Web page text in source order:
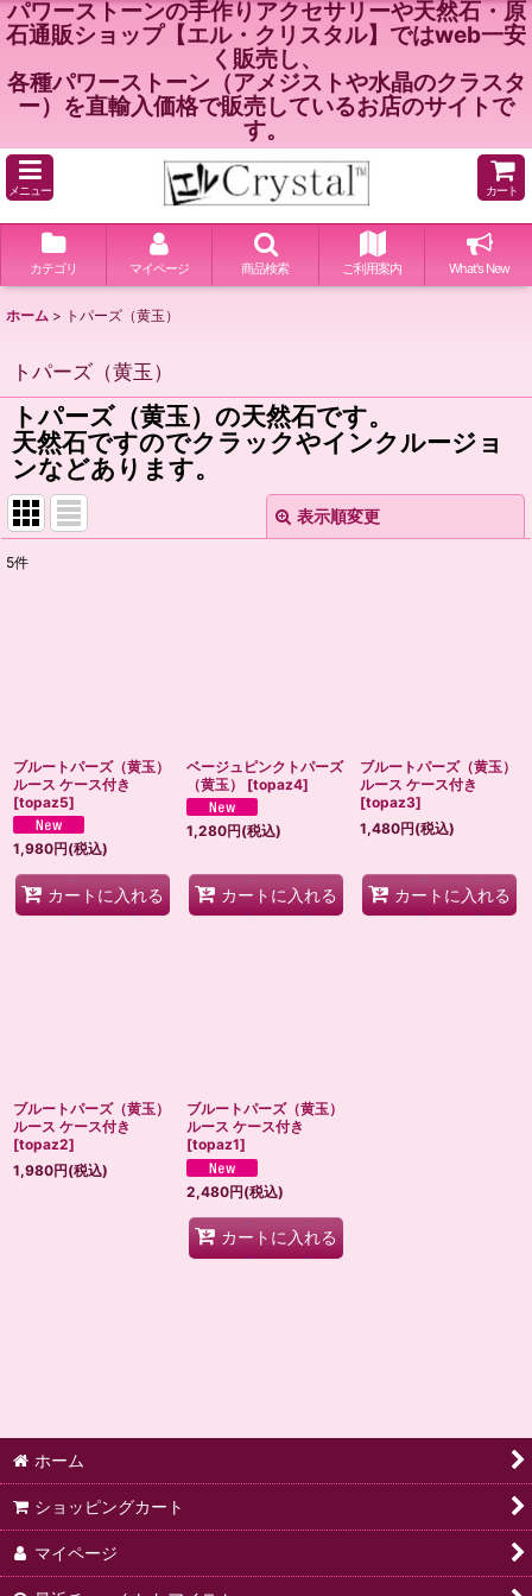
パワーストーンの手作りアクセサリーや天然石・原
石通販ショップ【エル・クリスタル】ではweb一安
く販売し、
各種パワーストーン（アメジストや水晶のクラスタ
ー）を直輸入価格で販売しているお店のサイトで
す。
メニュー カート
カテゴリ マイページ 商品検索 ご利用案内 What's New
ホーム > トパーズ（黄玉）
トパーズ（黄玉）
トパーズ（黄玉）の天然石です。
天然石ですのでクラックやインクルージョ
ンなどあります。
表示順変更
5件
ブルートパーズ（黄玉）
ルース ケース付き
[topaz5]
1,980円(税込)
カートに入れる
ベージュピンクトパーズ
（黄玉）
[topaz4]
1,280円(税込)
カートに入れる
ブルートパーズ（黄玉）
ルース ケース付き
[topaz3]
1,480円(税込)
カートに入れる
ブルートパーズ（黄玉）
ルース ケース付き
[topaz2]
1,980円(税込)
ブルートパーズ（黄玉）
ルース ケース付き
[topaz1]
2,480円(税込)
カートに入れる
ホーム
ショッピングカート
マイページ